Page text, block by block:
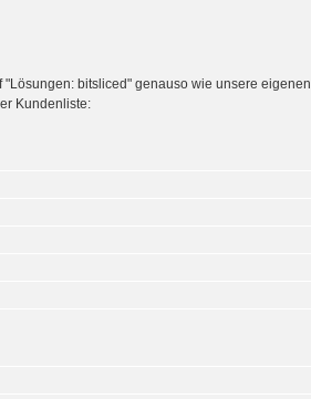
bitsliced" genauso wie unsere eigenen
Kundenliste: